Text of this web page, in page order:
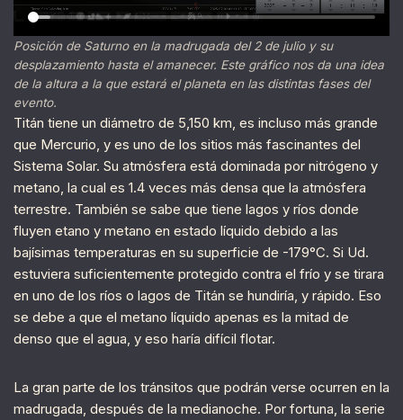
Posición de Saturno en la madrugada del 2 de julio y su
desplazamiento hasta el amanecer. Este gráfico nos da una idea
de la altura a la que estará el planeta en las distintas fases del
evento.
Titán tiene un diámetro de 5,150 km, es incluso más grande
que Mercurio, y es uno de los sitios más fascinantes del
Sistema Solar. Su atmósfera está dominada por nitrógeno y
metano, la cual es 1.4 veces más densa que la atmósfera
terrestre. También se sabe que tiene lagos y ríos donde
fluyen etano y metano en estado líquido debido a las
bajísimas temperaturas en su superficie de -179°C. Si Ud.
estuviera suficientemente protegido contra el frío y se tirara
en uno de los ríos o lagos de Titán se hundiría, y rápido. Eso
se debe a que el metano líquido apenas es la mitad de
denso que el agua, y eso haría difícil flotar.
La gran parte de los tránsitos que podrán verse ocurren en la
madrugada, después de la medianoche. Por fortuna, la serie